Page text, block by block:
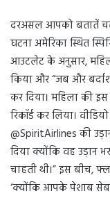
दरअसल आपको बतातें चलें
घटना अमेरिका स्थित
आउटलेट के अनुसार,
किया और “जब और
कर दिया। महिला की
रिकॉर्ड कर लिया।
@SpiritAirlines की
दिया क्योंकि वह उड़ान
चाहती थी।” इस बीच,
‘क्योंकि आपके पेशाब